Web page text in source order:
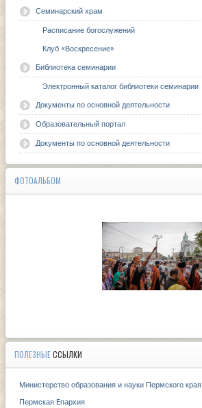
Семинарский храм
Расписание богослужений
Клуб «Воскресение»
Библиотека семинарии
Электронный каталог библиотеки семинарии
Документы по основной деятельности
Образовательный портал
Документы по основной деятельности
ФОТОАЛЬБОМ
ПОЛЕЗНЫЕССЫЛКИ
Министерство образования и науки Пермского края
Пермская Eпархия